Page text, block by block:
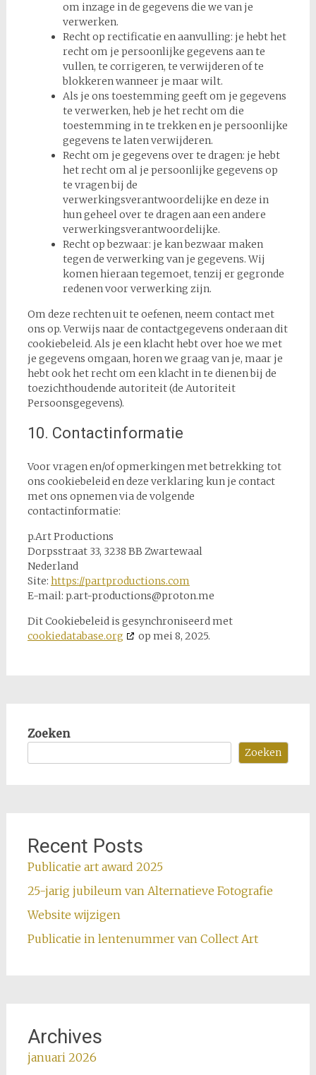
om inzage in de gegevens die we van je
verwerken.
Recht op rectificatie en aanvulling: je hebt het
recht om je persoonlijke gegevens aan te
vullen, te corrigeren, te verwijderen of te
blokkeren wanneer je maar wilt.
Als je ons toestemming geeft om je gegevens
te verwerken, heb je het recht om die
toestemming in te trekken en je persoonlijke
gegevens te laten verwijderen.
Recht om je gegevens over te dragen: je hebt
het recht om al je persoonlijke gegevens op
te vragen bij de
verwerkingsverantwoordelijke en deze in
hun geheel over te dragen aan een andere
verwerkingsverantwoordelijke.
Recht op bezwaar: je kan bezwaar maken
tegen de verwerking van je gegevens. Wij
komen hieraan tegemoet, tenzij er gegronde
redenen voor verwerking zijn.
Om deze rechten uit te oefenen, neem contact met
ons op. Verwijs naar de contactgegevens onderaan dit
cookiebeleid. Als je een klacht hebt over hoe we met
je gegevens omgaan, horen we graag van je, maar je
hebt ook het recht om een klacht in te dienen bij de
toezichthoudende autoriteit (de Autoriteit
Persoonsgegevens).
10. Contactinformatie
Voor vragen en/of opmerkingen met betrekking tot
ons cookiebeleid en deze verklaring kun je contact
met ons opnemen via de volgende
contactinformatie:
p.Art Productions
Dorpsstraat 33, 3238 BB Zwartewaal
Nederland
Site: https://partproductions.com
E-mail: p.art-productions@proton.me
Dit Cookiebeleid is gesynchroniseerd met
cookiedatabase.org
op mei 8, 2025.
Zoeken
Zoeken
Recent Posts
Publicatie art award 2025
25-jarig jubileum van Alternatieve Fotografie
Website wijzigen
Publicatie in lentenummer van Collect Art
Archives
januari 2026